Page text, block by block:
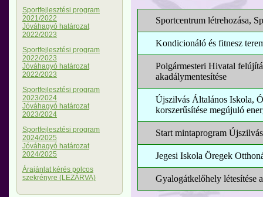
Sportfejlesztési program
2021/2022
Jóváhagyó határozat
2022/2023
Sportfejlesztési program
2022/2023
Jóváhagyó határozat
2022/2023
Sportfejlesztési program
2023/2024
Jóváhagyó határozat
2023/2024
Sportfejlesztési program
2024/2025
Jóváhagyó határozat
2024/2025
Árajánlat kérés polcos
szekrényre (LEZÁRVA)
Sportcentrum létrehozása,
Kondicionáló és fitnesz
Polgármesteri Hivatal
akadálymentesítése
Újszilvás Általános Iskola,
korszerűsítése megújuló
Start mintaprogram
Jegesi Iskola Öregek
Gyalogátkelőhely létesítése